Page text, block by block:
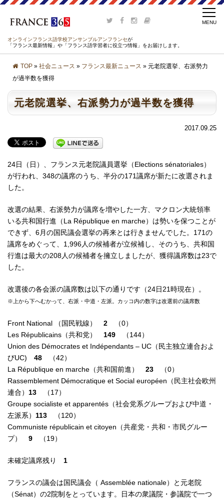
オンラインフランス語学校アンサンブルアンフランセが
「フランス最新情報」や「フランス語学習者に役立つ情報」をお届けします。
TOP » 社会ニュース » フランス最新ニュース » 元老院選挙、右派勢力
が過半数を獲得
元老院選挙、右派勢力が過半数を獲得
2017.09.25
24日（日）、フランス元老院議員選挙（Elections sénatoriales）
が行われ、348の議席のうち、半分の171議席が新たに改選されま
した。
改選の結果、右派勢力が議席を増やした一方、マクロン大統領率
いる共和国行進（La République en marche）は勢いを保つことが
できず、6月の国民議会選挙の再来とは行きませんでした。171の
議席をめぐって、1,996人の候補者が立候補し、そのうち、共和国
行進は最大の208人の候補者を擁立しましたが、獲得議席数は23で
した。
改選後の各会派の議席数は以下の通りです（24日21時現在）。
※上から下へむかって、右派・中道・左派。カッコ内の数字は改選前の議席数
Front National （国民戦線） 2
（0）
Les Républicains（共和党） 149
（144）
Union des Démocrates et Indépendants – UC（民主独立連合およ
びUC) 48
（42）
La République en marche（共和国前進） 23
（0）
Rassemblement Démocratique et Social européen（民主社会欧州
連合） 13
（17）
Groupe socialiste et apparentés（社会党系グループおよび中道・
左派系） 113
（120）
Communiste républicain et citoyen（共産党・共和・市民グルー
プ） 9 （19）
未確定議席残り 1
フランスの議会は国民議会（ Assemblée nationale）と元老院
（Sénat）の2院制をとっています。日本の衆議院・参議院で一つ